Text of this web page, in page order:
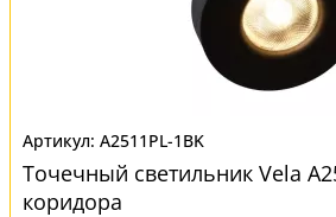
A2511PL-1BK
Точечный светильник Vela
коридора